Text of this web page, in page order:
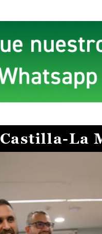
Castilla-La